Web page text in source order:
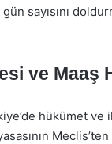
sayısını
ve Maaş
hükümet ve